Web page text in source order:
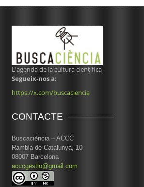
L'agenda de la cultura científica
Segueix-nos a:
https://x.com/buscaciencia
CONTACTE
Buscaciència – ACCC
Rambla de Catalunya, 10
08007 Barcelona
acccgestio@gmail.com